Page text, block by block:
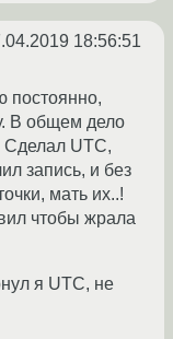
18:56:51
постоянно,
В общем дело
Сделал UTC,
запись, и без
мать их..!
чтобы жрала
я UTC, не